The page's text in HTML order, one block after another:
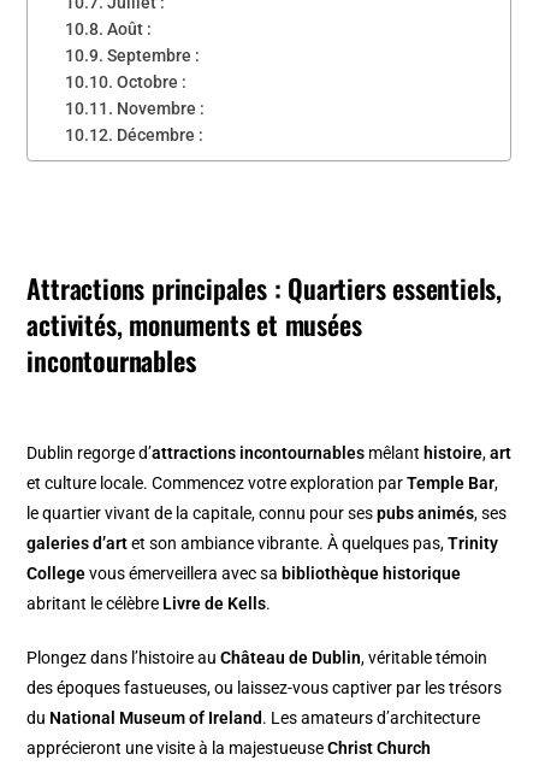
Août :
Septembre :
Octobre :
Novembre :
Décembre :
Attractions principales : Quartiers essentiels,
activités, monuments et musées
incontournables
Dublin regorge d’attractions incontournables mêlant histoire,art
et culture locale. Commencez votre exploration parTemple Bar,
le quartier vivant de la capitale, connu pour sespubs animés, ses
galeries d’artet son ambiance vibrante. À quelques pas,Trinity
Collegevous émerveillera avec sa bibliothèque historique
abritant le célèbre Livre de Kells.
Plongez dans l’histoire auChâteau de Dublin, véritable témoin
des époques fastueuses, ou laissez-vous captiver par les trésors
du National Museum of Ireland. Les amateurs d’architecture
apprécieront une visite à la majestueuseChrist Church